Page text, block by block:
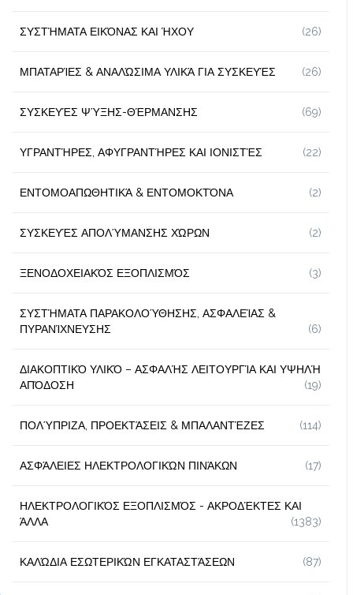
ΣΥΣΤΉΜΑΤΑ ΕΙΚΌΝΑΣ ΚΑΙ ΉΧΟΥ (26)
ΜΠΑΤΑΡΊΕΣ & ΑΝΑΛΏΣΙΜΑ ΥΛΙΚΆ ΓΙΑ ΣΥΣΚΕΥΈΣ (26)
ΣΥΣΚΕΥΈΣ ΨΎΞΗΣ-ΘΈΡΜΑΝΣΗΣ (69)
ΥΓΡΑΝΤΉΡΕΣ, ΑΦΥΓΡΑΝΤΉΡΕΣ ΚΑΙ ΙΟΝΙΣΤΈΣ (22)
ΕΝΤΟΜΟΑΠΩΘΗΤΙΚΆ & ΕΝΤΟΜΟΚΤΌΝΑ (2)
ΣΥΣΚΕΥΈΣ ΑΠΟΛΎΜΑΝΣΗΣ ΧΏΡΩΝ (2)
ΞΕΝΟΔΟΧΕΙΑΚΌΣ ΕΞΟΠΛΙΣΜΌΣ (3)
ΣΥΣΤΉΜΑΤΑ ΠΑΡΑΚΟΛΟΎΘΗΣΗΣ, ΑΣΦΑΛΕΊΑΣ &
ΠΥΡΑΝΊΧΝΕΥΣΗΣ
(6)
ΔΙΑΚΟΠΤΙΚΌ ΥΛΙΚΌ – ΑΣΦΑΛΉΣ ΛΕΙΤΟΥΡΓΊΑ ΚΑΙ ΥΨΗΛΉ
ΑΠΌΔΟΣΗ
(19)
ΠΟΛΎΠΡΙΖΑ, ΠΡΟΕΚΤΆΣΕΙΣ & ΜΠΑΛΑΝΤΈΖΕΣ (114)
ΑΣΦΆΛΕΙΕΣ ΗΛΕΚΤΡΟΛΟΓΙΚΏΝ ΠΙΝΆΚΩΝ (17)
ΗΛΕΚΤΡΟΛΟΓΙΚΌΣ ΕΞΟΠΛΙΣΜΌΣ - ΑΚΡΟΔΈΚΤΕΣ ΚΑΙ
ΆΛΛΑ
(1383)
ΚΑΛΏΔΙΑ ΕΣΩΤΕΡΙΚΏΝ ΕΓΚΑΤΑΣΤΆΣΕΩΝ (87)